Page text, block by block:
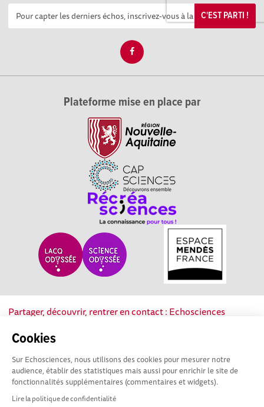
Cookies
Sur Echosciences, nous utilisons des cookies pour mesurer notre
audience, établir des statistiques mais aussi pour enrichir le site de
fonctionnalités supplémentaires (commentaires et widgets).
Lire la politique de confidentialité
C'EST PARTI !
Plateforme mise en place par
Partager, découvrir, rentrer en contact : Echosciences
culture scientifique, technique et industrielle de la région.
Mentions légales|Politique de confidentialité|CGU
|Ligne éditoriale